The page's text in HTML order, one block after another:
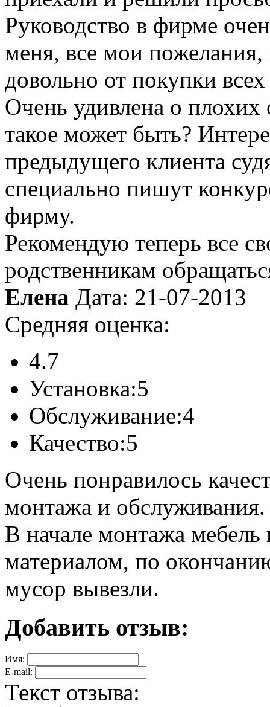
Руководство в фирме
меня, все мои пожелания,
довольно от покупки
Очень удивлена о плохих
такое может быть?
предыдущего клиента
специально пишут
фирму.
Рекомендую теперь все
родственникам
Елена Дата: 21-07-2013
Средняя оценка:
4.7
Установка:5
Обслуживание:4
Качество:5
Очень понравилось
монтажа и обслуживания.
В начале монтажа
материалом, по
мусор вывезли.
Добавить отзыв:
Имя:
E-mail:
Текст отзыва: